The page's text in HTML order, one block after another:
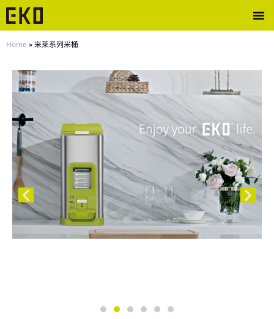
Home »米莱系列米桶